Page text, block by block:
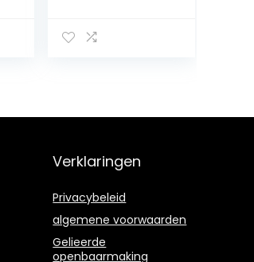
Verklaringen
Privacybeleid
algemene voorwaarden
Gelieerde
openbaarmaking